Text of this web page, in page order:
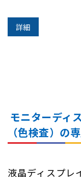
詳細
モニターディ
（色検査）の
液晶ディスプレ